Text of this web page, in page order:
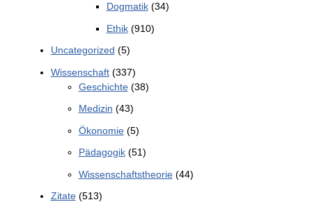
Dogmatik(34)
Ethik(910)
Uncategorized (5)
Wissenschaft(337)
Geschichte(38)
Medizin (43)
Ökonomie(5)
Pädagogik(51)
Wissenschaftstheorie(44)
Zitate(513)